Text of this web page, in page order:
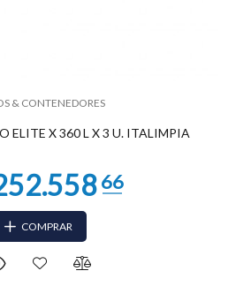
& CONTENEDORES
ELITE X 360 L X 3 U. ITALIMPIA
COMPRAR